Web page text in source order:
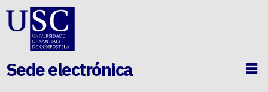
Ir ao contido da p�xina
Sede electrónica